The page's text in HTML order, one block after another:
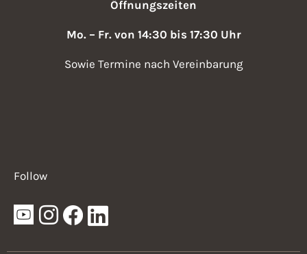
Öffnungszeiten
Mo. – Fr. von 14:30 bis 17:30 Uhr
Sowie Termine nach Vereinbarung
Follow